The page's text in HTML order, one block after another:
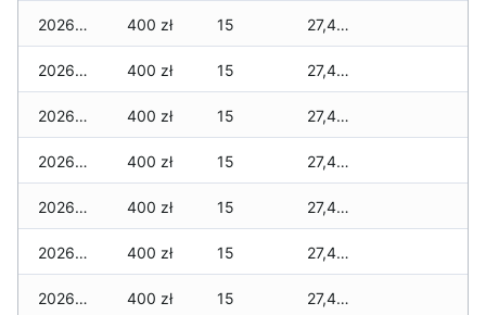
2026-06-17 400 zł 15 27,460 zł
2026-06-16 400 zł 15 27,460 zł
2026-06-15 400 zł 15 27,460 zł
2026-06-14 400 zł 15 27,430 zł
2026-06-13 400 zł 15 27,430 zł
2026-06-12 400 zł 15 27,430 zł
2026-06-11 400 zł 15 27,430 zł